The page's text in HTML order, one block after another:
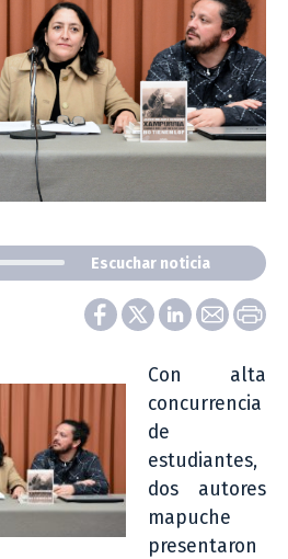
Escuchar noticia
Con alta
concurrencia
de
estudiantes,
dos autores
mapuche
presentaron